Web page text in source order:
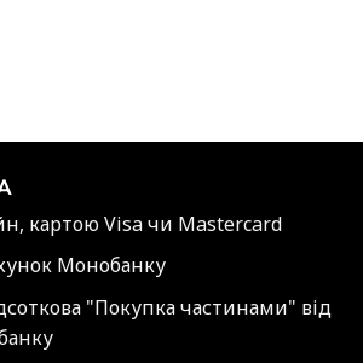
картою Visa чи Mastercard
Монобанку
"Покупка частинами" від